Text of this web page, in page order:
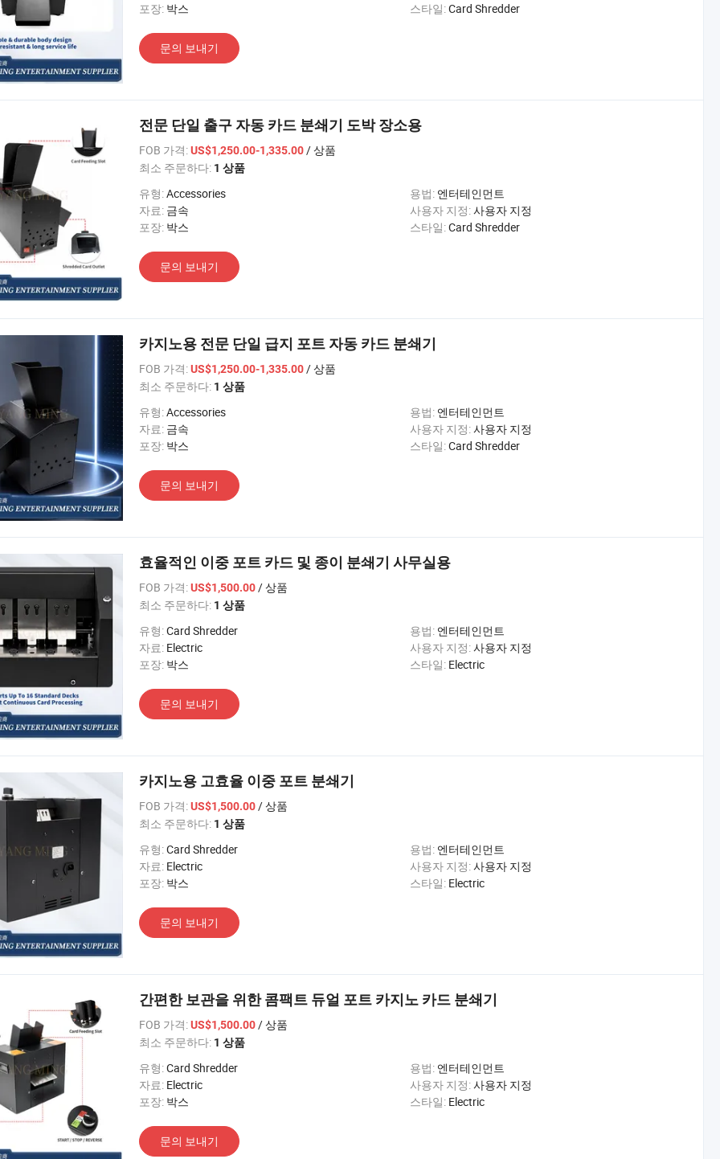
포장: 박스 스타일:Card Shredder
문의 보내기
전문 단일 출구 자동 카드 분쇄기 도박 장소용
FOB 가격:US$1,250.00-1,335.00/ 상품
최소 주문하다: 1 상품
유형:Accessories 용법: 엔터테인먼트
자료: 금속 사용자 지정:사용자 지정
포장: 박스 스타일:Card Shredder
문의 보내기
카지노용 전문 단일 급지 포트 자동 카드 분쇄기
FOB 가격:US$1,250.00-1,335.00/ 상품
최소 주문하다: 1 상품
유형:Accessories 용법: 엔터테인먼트
자료: 금속 사용자 지정:사용자 지정
포장: 박스 스타일:Card Shredder
문의 보내기
효율적인 이중 포트 카드 및 종이 분쇄기 사무실용
FOB 가격:US$1,500.00/ 상품
최소 주문하다: 1 상품
유형:Card Shredder 용법: 엔터테인먼트
자료: Electric 사용자 지정:사용자 지정
포장: 박스 스타일: Electric
문의 보내기
카지노용 고효율 이중 포트 분쇄기
FOB 가격:US$1,500.00/ 상품
최소 주문하다: 1 상품
유형:Card Shredder 용법: 엔터테인먼트
자료: Electric 사용자 지정:사용자 지정
포장: 박스 스타일: Electric
문의 보내기
간편한 보관을 위한 콤팩트 듀얼 포트 카지노 카드 분쇄기
FOB 가격:US$1,500.00/ 상품
최소 주문하다: 1 상품
유형:Card Shredder 용법: 엔터테인먼트
자료: Electric 사용자 지정:사용자 지정
포장: 박스 스타일: Electric
문의 보내기